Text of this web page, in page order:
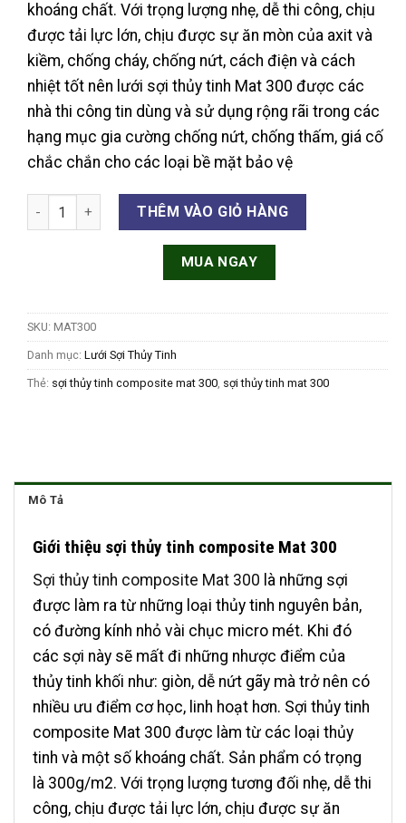
khoáng chất. Với trọng lượng nhẹ, dễ thi công, chịu
được tải lực lớn, chịu được sự ăn mòn của axit và
kiềm, chống cháy, chống nứt, cách điện và cách
nhiệt tốt nên lưới sợi thủy tinh Mat 300 được các
nhà thi công tin dùng và sử dụng rộng rãi trong các
hạng mục gia cường chống nứt, chống thấm, giá cố
chắc chắn cho các loại bề mặt bảo vệ
Sợi Thủy Tinh Composite Mat 300 số lượng
THÊM VÀO GIỎ HÀNG
MUA NGAY
SKU: MAT300
Danh mục: Lưới Sợi Thủy Tinh
Thẻ: sợi thủy tinh composite mat 300, sợi thủy tinh mat 300
Mô Tả
Giới thiệu sợi thủy tinh composite Mat 300
Sợi thủy tinh composite Mat 300 là những sợi
được làm ra từ những loại thủy tinh nguyên bản,
có đường kính nhỏ vài chục micro mét. Khi đó
các sợi này sẽ mất đi những nhược điểm của
thủy tinh khối như: giòn, dễ nứt gãy mà trở nên có
nhiều ưu điểm cơ học, linh hoạt hơn. Sợi thủy tinh
composite Mat 300 được làm từ các loại thủy
tinh và một số khoáng chất. Sản phẩm có trọng
là 300g/m2. Với trọng lượng tương đối nhẹ, dễ thi
công, chịu được tải lực lớn, chịu được sự ăn